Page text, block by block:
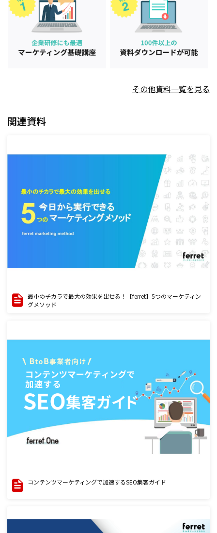
その他資料一覧を見る
関連資料
最小のチカラで最大の効果を出せる！【ferret】5つのマーケティン
グメソッド
コンテンツマーケティングで加速するSEO集客ガイド